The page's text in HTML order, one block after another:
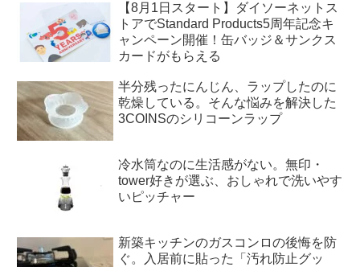
【8月1日スタート】ダイソーネットス
トアでStandard Products5周年記念キ
ャンペーン開催！缶バッジ＆サンクス
カードがもらえる
半分残ったにんじん、ラップしたのに
乾燥している。そんな悩みを解決した
3COINSのシリコーンラップ
冷水筒なのに生活感がない。無印・
tower好きが選ぶ、おしゃれで洗いやす
いピッチャー
新築キッチンのガスコンロの後悔を防
ぐ。入居前に貼った「汚れ防止グッ